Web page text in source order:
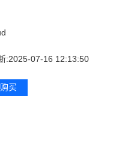
:2025-07-16 12:13:50
购买